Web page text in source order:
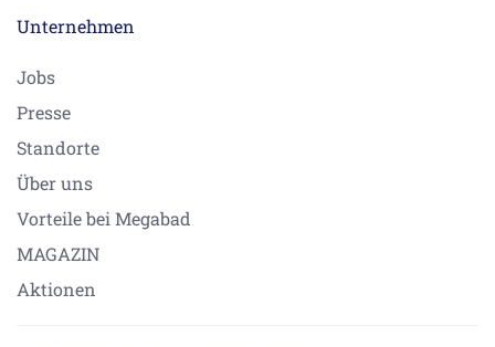
Unternehmen
Jobs
Presse
Standorte
Über uns
Vorteile bei Megabad
MAGAZIN
Aktionen